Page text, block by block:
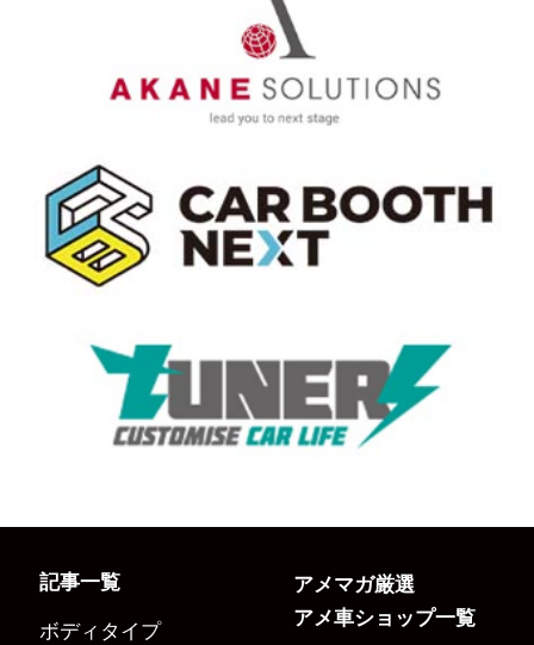
記事一覧
ボディタイプ
アメマガ厳選
アメ車ショップ一覧